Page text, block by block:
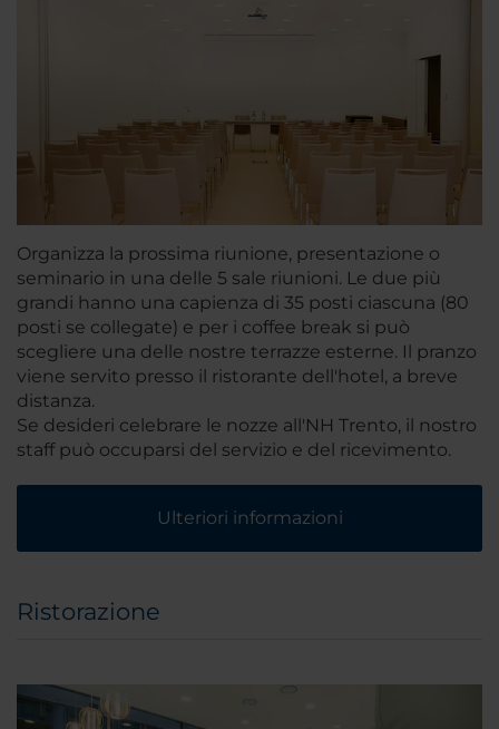
Organizza la prossima riunione, presentazione o
seminario in una delle 5 sale riunioni. Le due più
grandi hanno una capienza di 35 posti ciascuna (80
posti se collegate) e per i coffee break si può
scegliere una delle nostre terrazze esterne. Il pranzo
viene servito presso il ristorante dell'hotel, a breve
distanza.
Se desideri celebrare le nozze all'NH Trento, il nostro
staff può occuparsi del servizio e del ricevimento.
Ulteriori informazioni
Ristorazione